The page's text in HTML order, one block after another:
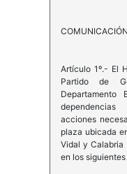
COMUNICACIÓN
Artículo 1º.- El
Partido de
acciones
plaza ubicada
Vidal y Calabria
en los